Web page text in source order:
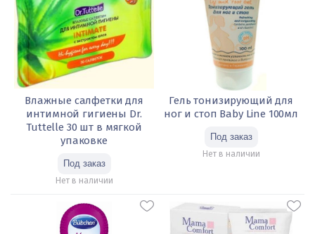
Влажные салфетки для
интимной гигиены Dr.
Tuttelle 30 шт в мягкой
упаковке
Нет в наличии
Гель тонизирующий для
ног и стоп Baby Line 100мл
Нет в наличии